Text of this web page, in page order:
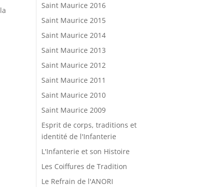
Saint Maurice 2016
Saint Maurice 2015
Saint Maurice 2014
Saint Maurice 2013
Saint Maurice 2012
Saint Maurice 2011
Saint Maurice 2010
Saint Maurice 2009
Esprit de corps, traditions et
identité de l'Infanterie
L'Infanterie et son Histoire
Les Coiffures de Tradition
Le Refrain de l'ANORI